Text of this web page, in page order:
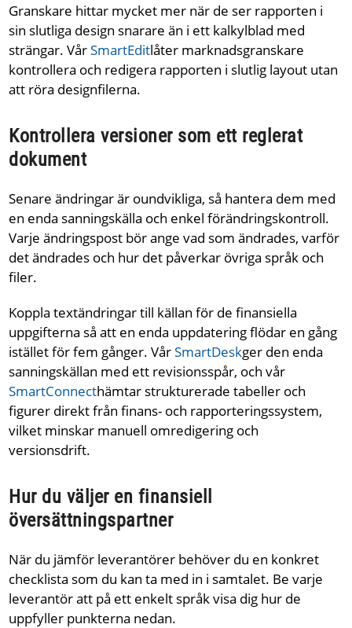
Granskare hittar mycket mer när de ser rapporten i
sin slutliga design snarare än i ett kalkylblad med
strängar. VårSmartEditlåter marknadsgranskare
kontrollera och redigera rapporten i slutlig layout utan
att röra designfilerna.
Kontrollera versioner som ett reglerat
dokument
Senare ändringar är oundvikliga, så hantera dem med
en enda sanningskälla och enkel förändringskontroll.
Varje ändringspost bör ange vad som ändrades, varför
det ändrades och hur det påverkar övriga språk och
filer.
Koppla textändringar till källan för de finansiella
uppgifterna så att en enda uppdatering flödar en gång
istället för fem gånger. VårSmartDeskger den enda
sanningskällan med ett revisionsspår, och vår
SmartConnecthämtar strukturerade tabeller och
figurer direkt från finans- och rapporteringssystem,
vilket minskar manuell omredigering och
versionsdrift.
Hur du väljer en finansiell
översättningspartner
När du jämför leverantörer behöver du en konkret
checklista som du kan ta med in i samtalet. Be varje
leverantör att på ett enkelt språk visa dig hur de
uppfyller punkterna nedan.